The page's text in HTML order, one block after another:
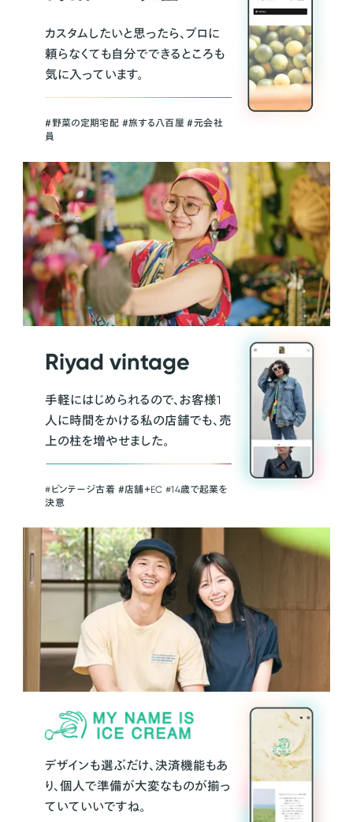
カスタムしたいと思ったら、プロに
頼らなくても自分でできるところも
気に入っています。
＃野菜の定期宅配 ＃旅する八百屋 ＃元会社
員
Riyad vintage
手軽にはじめられるので、お客様1
人に時間をかける私の店舗でも、売
上の柱を増やせました。
#ビンテージ古着 ＃店舗＋EC #14歳で起業を
決意
デザインも選ぶだけ、決済機能もあ
り、個人で準備が大変なものが揃っ
ていていいですね。